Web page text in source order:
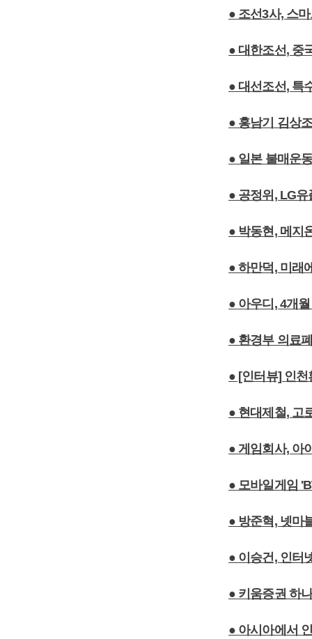
● 조선3사, 스
● 대한조선, 중
● 대선조선, 특
● 홍남기 김상
● 일본 불매운
● 공정위, LG유
● 박동현, 메지
● 하만덕, 미래
● 아우디, 4개
● 환경부 의료
● [인터뷰] 인천
● 현대제철, 고
● 게임회사, 아
● 모바일게임
● 방준혁, 넷마
● 이승건, 인터
● 키움증권 하
● 아시아에서